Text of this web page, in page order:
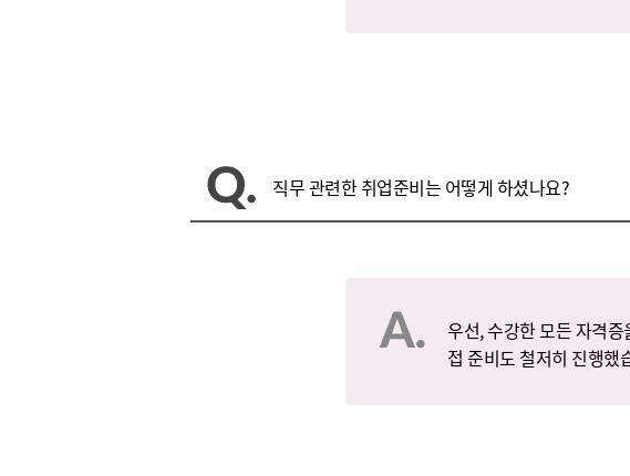
직무 관련한 취업준비는 어떻게 하셨나요?
우선, 수강한 모든 자격
접 준비도 철저히 진행했